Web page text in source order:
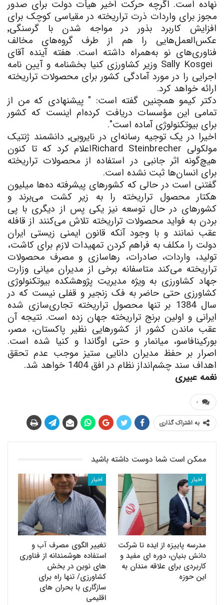
نهاده است. اگرچه حرکت اخیر هیأت دولت برای صدور
مجوز برای واردات ذرت تراریخته در مقیاسی کوچک برای
افزایش کاربرد بذور در مواجه شدن با گرسنگی٬
عکس‌العمل‌هایی را هم از طرف گروه‌های مخالف
فناوریهای نو به‌همراه داشته است. هفته آینده آقای
Sally Kosgei وزیر کشاورزی کنیا بخشنامه و آیین نامه
اجرایی را در مورد آمادگی کشور برای محصولات تراریخته
ارائه خواهد کرد.
دکتر کیمو همچنین گفته است: " پیشنهادی که من از
تمامی این مؤسسات دریافت کرده‌ام اینست که کشور
برای بیوتکنولوژی آماده است".
اخیرا در یک توجیه رسانه‌ای در نایروبی٬ دانشمند ژنتیک
مولکولی Richard Steinbrecherاعلام کرد که تا کنون
هیچ‌گونه اثر جانبی در استفاده از محصولات تراریخته
برای انسان‌ها ثبت نشده است.
گفتنی است در حالی که کشورهای پیشرفته دهها میلیون
هکتار محصول تراریخته را به زیر کشت میبرند و
کشورهای در حال توسعه نیز یکی پس از دیگری با پی
بردن به فواید محصولات تراریخته تلاش میکنند از قافله
عقب نمانند و با وجود آنکه قانون ایمنی زیستی ایران
دولت را مکلف به فراهم کردن تمهیدات لازم برای کاشت،
تولید، واردات، صادرات، رهاسازی و مصرف محصولات
تراریخته می‌کند متاسفانه برخی از مدیران میانی وزارت
جهاد کشاورزی به ویژه مدیریت پژوهشکده بیوتکنولوژی
کشاورزی حتی حاضر به فک زنجیر و قفلی نیست که در
سال 1384 بر تنها محصول تراریخته تجاری
سازی شده
ایرانی و اولین برنج تراریخته جهان زده است. نتیجه آن
عقب ماندن کشور از کشورهایی نظیر پاکستان، مصر،
بورکینافاسو، میانمار و حتی اوگاندا و کنیا شده است.
اصرار بر حفظ مدیران دانایی ستیز موجب عدم تحقق
اهداف سند چشم‌انداز نظام در افق 1404 خواهد شد.
نغمه عبیری
۰
به اشتراک گذاری
ممکن است شما دوست داشته باشید
اخبار
مدرسه پاییزه از ایده تا شرکت
دانش بنیان، دوره ای مفید و
کاربردی برای علاقه مندان به
این حوزه
اخبار
تغییر الگوی مصرف آب و
استفاده هوشمندانه از فناوری
های نوین در بخش
کشاورزی/ تنها راه برای
سازگاری با بحران های
اقلیمی